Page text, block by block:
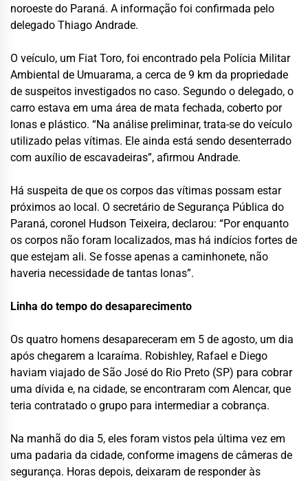
noroeste do Paraná. A informação foi confirmada pelo
delegado Thiago Andrade.
O veículo, um Fiat Toro, foi encontrado pela Polícia Militar
Ambiental de Umuarama, a cerca de 9 km da propriedade
de suspeitos investigados no caso. Segundo o delegado, o
carro estava em uma área de mata fechada, coberto por
lonas e plástico. “Na análise preliminar, trata-se do veículo
utilizado pelas vítimas. Ele ainda está sendo desenterrado
com auxílio de escavadeiras”, afirmou Andrade.
Há suspeita de que os corpos das vítimas possam estar
próximos ao local. O secretário de Segurança Pública do
Paraná, coronel Hudson Teixeira, declarou: “Por enquanto
os corpos não foram localizados, mas há indícios fortes de
que estejam ali. Se fosse apenas a caminhonete, não
haveria necessidade de tantas lonas”.
Linha do tempo do desaparecimento
Os quatro homens desapareceram em 5 de agosto, um dia
após chegarem a Icaraíma. Robishley, Rafael e Diego
haviam viajado de São José do Rio Preto (SP) para cobrar
uma dívida e, na cidade, se encontraram com Alencar, que
teria contratado o grupo para intermediar a cobrança.
Na manhã do dia 5, eles foram vistos pela última vez em
uma padaria da cidade, conforme imagens de câmeras de
segurança. Horas depois, deixaram de responder às